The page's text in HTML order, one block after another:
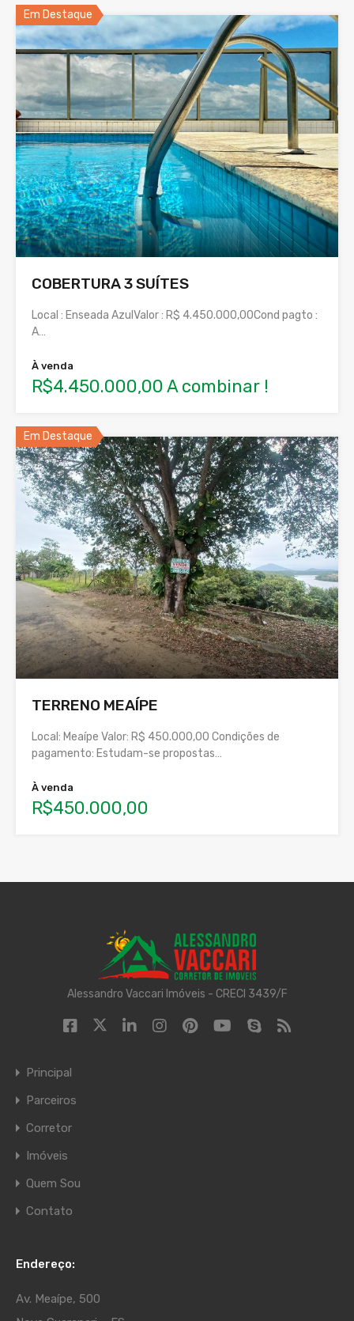
Em Destaque
COBERTURA 3 SUÍTES
Local : Enseada AzulValor : R$ 4.450.000,00Cond pagto :
A…
À venda
R$4.450.000,00 A combinar !
Em Destaque
TERRENO MEAÍPE
Local: Meaípe Valor: R$ 450.000,00 Condições de
pagamento: Estudam-se propostas…
À venda
R$450.000,00
Alessandro Vaccari Imóveis - CRECI 3439/F
Principal
Parceiros
Corretor
Imóveis
Quem Sou
Contato
Endereço:
Av. Meaípe, 500